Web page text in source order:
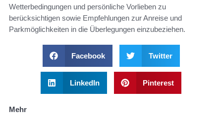
Wetterbedingungen und persönliche Vorlieben zu
berücksichtigen sowie Empfehlungen zur Anreise und
Parkmöglichkeiten in die Überlegungen einzubeziehen.
Facebook Twitter
LinkedIn Pinterest
Mehr